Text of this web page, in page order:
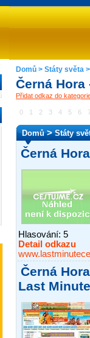
Domů > Státy světa
Černá
Přidat odkaz do
0 1 2 3 4 5 6
Domů>Státy
Černá
Hlasování: 5
Detail odkazu
Černá
Last